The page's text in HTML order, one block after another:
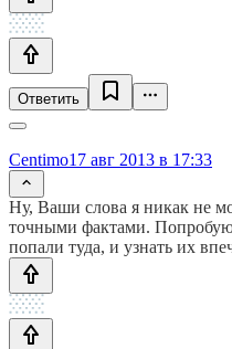
Ответить
Centimo17 авг 2013 в 17:33
Ну, Ваши слова я никак не
точными фактами.
попали туда, и узнать их